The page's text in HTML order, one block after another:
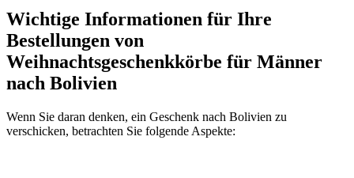
Wichtige Informationen für Ihre
Bestellungen von
Weihnachtsgeschenkkörbe für Männer
nach Bolivien
Wenn Sie daran denken, ein Geschenk nach Bolivien zu
verschicken, betrachten Sie folgende Aspekte: